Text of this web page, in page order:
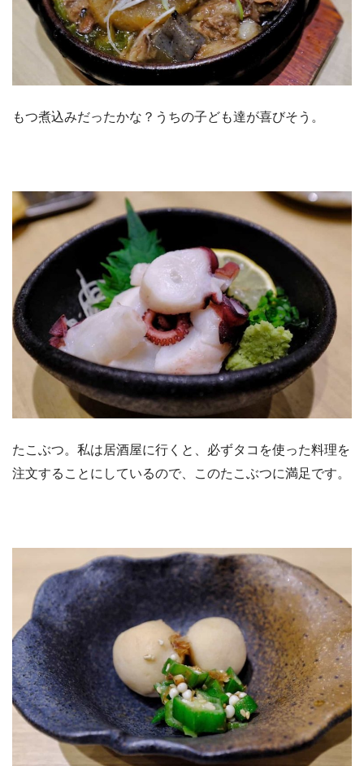
もつ煮込みだったかな？うちの子ども達が喜びそう。
たこぶつ。私は居酒屋に行くと、必ずタコを使った料理を
注文することにしているので、このたこぶつに満足です。